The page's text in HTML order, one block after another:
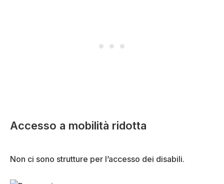
Accesso a mobilità ridotta
Non ci sono strutture per l’accesso dei disabili.